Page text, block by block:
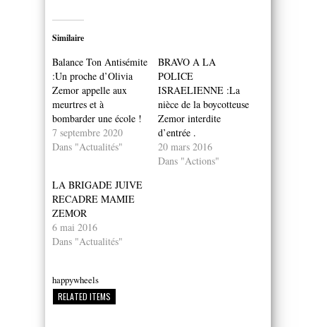
Similaire
Balance Ton Antisémite
:Un proche d’Olivia
Zemor appelle aux
meurtres et à
bombarder une école !
7 septembre 2020
Dans "Actualités"
BRAVO A LA
POLICE
ISRAELIENNE :La
nièce de la boycotteuse
Zemor interdite
d’entrée .
20 mars 2016
Dans "Actions"
LA BRIGADE JUIVE
RECADRE MAMIE
ZEMOR
6 mai 2016
Dans "Actualités"
happywheels
RELATED ITEMS